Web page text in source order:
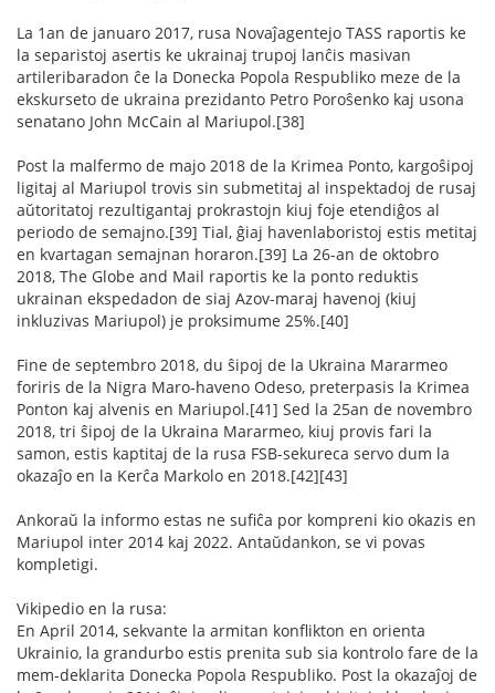
La 1an de januaro 2017, rusa Novaĵagentejo TASS raportis ke
la separistoj asertis ke ukrainaj trupoj lanĉis masivan
artileribaradon ĉe la Donecka Popola Respubliko meze de la
ekskurseto de ukraina prezidanto Petro Poroŝenko kaj usona
senatano John McCain al Mariupol.[38]
Post la malfermo de majo 2018 de la Krimea Ponto, kargoŝipoj
ligitaj al Mariupol trovis sin submetitaj al inspektadoj de rusaj
aŭtoritatoj rezultigantaj prokrastojn kiuj foje etendiĝos al
periodo de semajno.[39] Tial, ĝiaj havenlaboristoj estis metitaj
en kvartagan semajnan horaron.[39] La 26-an de oktobro
2018, The Globe and Mail raportis ke la ponto reduktis
ukrainan ekspedadon de siaj Azov-maraj havenoj (kiuj
inkluzivas Mariupol) je proksimume 25%.[40]
Fine de septembro 2018, du ŝipoj de la Ukraina Mararmeo
foriris de la Nigra Maro-haveno Odeso, preterpasis la Krimea
Ponton kaj alvenis en Mariupol.[41] Sed la 25an de novembro
2018, tri ŝipoj de la Ukraina Mararmeo, kiuj provis fari la
samon, estis kaptitaj de la rusa FSB-sekureca servo dum la
okazaĵo en la Kerĉa Markolo en 2018.[42][43]
Ankoraŭ la informo estas ne sufiĉa por kompreni kio okazis en
Mariupol inter 2014 kaj 2022. Antaŭdankon, se vi povas
kompletigi.
Vikipedio en la rusa:
En April 2014, sekvante la armitan konflikton en orienta
Ukrainio, la grandurbo estis prenita sub sia kontrolo fare de la
mem-deklarita Donecka Popola Respubliko. Post la okazaĵoj de